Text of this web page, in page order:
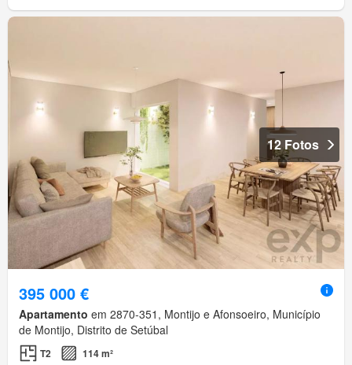
12 Fotos
395 000 €
Apartamento em 2870-351, Montijo e Afonsoeiro, Município
de Montijo, Distrito de Setúbal
T2 114 m²